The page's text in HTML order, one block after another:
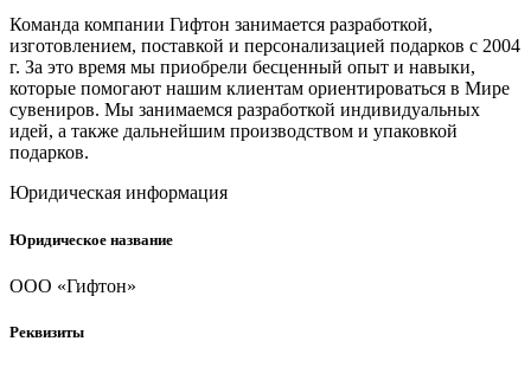
Команда компании Гифтон занимается разработкой,
изготовлением, поставкой и персонализацией подарков с 2004
г. За это время мы приобрели бесценный опыт и навыки,
которые помогают нашим клиентам ориентироваться в Мире
сувениров. Мы занимаемся разработкой индивидуальных
идей, а также дальнейшим производством и упаковкой
подарков.
Юридическая информация
Юридическое название
ООО «Гифтон»
Реквизиты